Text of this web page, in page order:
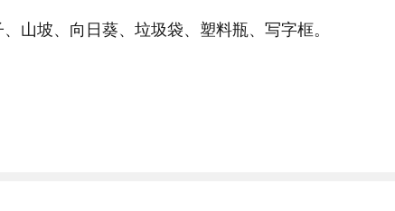
山坡、向日葵、垃圾袋、塑料瓶、写字框。